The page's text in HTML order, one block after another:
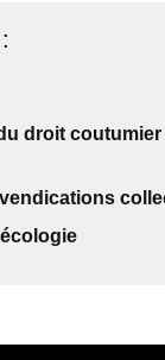
droit